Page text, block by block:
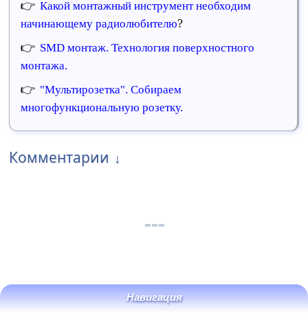
Какой монтажный инструмент необходим
начинающему радиолюбителю?
SMD монтаж. Технология поверхностного
монтажа.
"Мультирозетка". Собираем
многофункциональную розетку.
Комментарии
Навигация